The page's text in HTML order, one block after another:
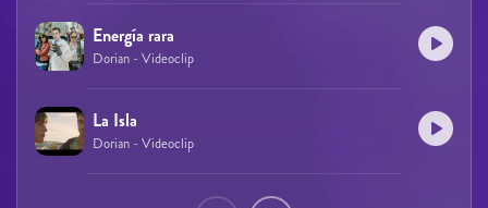
Energía rara
Dorian - Videoclip
La Isla
Dorian - Videoclip